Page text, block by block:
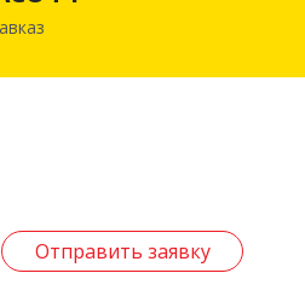
Отправить заявку
Северная Осетия - Алания
Отправить заявку